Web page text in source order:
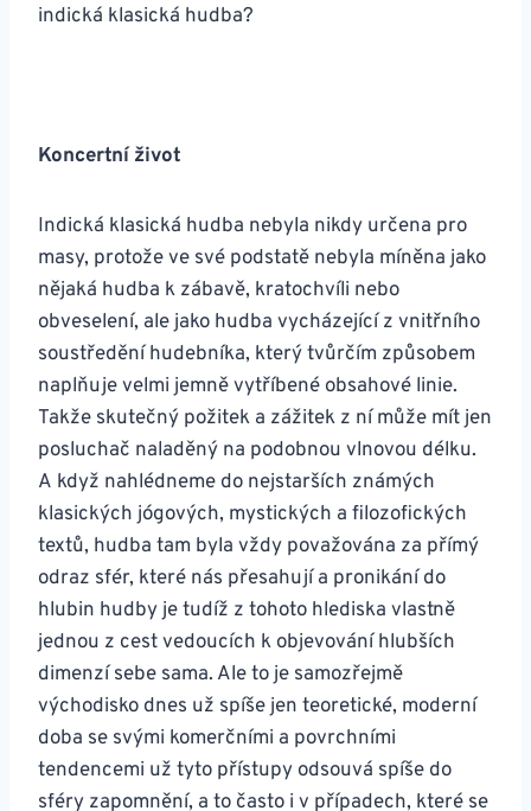
indická klasická hudba?
Koncertní život
Indická klasická hudba nebyla nikdy určena pro
masy, protože ve své podstatě nebyla míněna jako
nějaká hudba k zábavě, kratochvíli nebo
obveselení, ale jako hudba vycházející z vnitřního
soustředění hudebníka, který tvůrčím způsobem
naplňuje velmi jemně vytříbené obsahové linie.
Takže skutečný požitek a zážitek z ní může mít jen
posluchač naladěný na podobnou vlnovou délku.
A když nahlédneme do nejstarších známých
klasických jógových, mystických a filozofických
textů, hudba tam byla vždy považována za přímý
odraz sfér, které nás přesahují a pronikání do
hlubin hudby je tudíž z tohoto hlediska vlastně
jednou z cest vedoucích k objevování hlubších
dimenzí sebe sama. Ale to je samozřejmě
východisko dnes už spíše jen teoretické, moderní
doba se svými komerčními a povrchními
tendencemi už tyto přístupy odsouvá spíše do
sféry zapomnění, a to často i v případech, které se